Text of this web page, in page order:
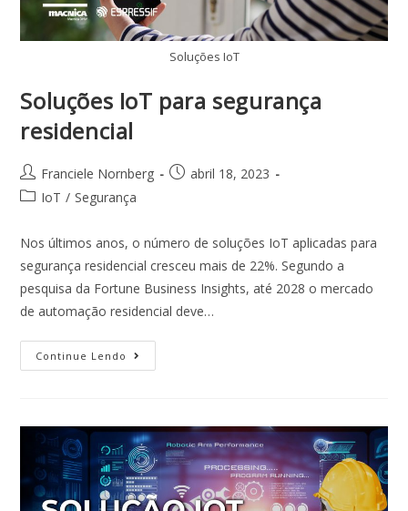
Soluções IoT
Soluções IoT para segurança
residencial
Franciele Nornberg
abril 18, 2023
IoT / Segurança
Nos últimos anos, o número de soluções IoT aplicadas para
segurança residencial cresceu mais de 22%. Segundo a
pesquisa da Fortune Business Insights, até 2028 o mercado
de automação residencial deve…
Continue Lendo